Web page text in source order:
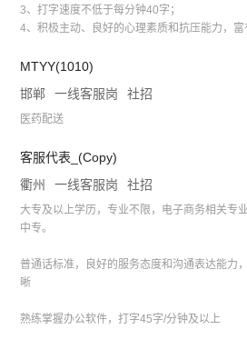
3、打字速度不低于每分钟40字；
4、积极主动、良好的心理素质和抗压能力，富
MTYY(1010)
邯郸
一线客服岗 社招
医药配送
客服代表_(Copy)
衢州
一线客服岗 社招
大专及以上学历，专业不限，电子商务相关专
中专。
普通话标准，良好的服务态度和沟通表达能力
晰
熟练掌握办公软件，打字45字/分钟及以上